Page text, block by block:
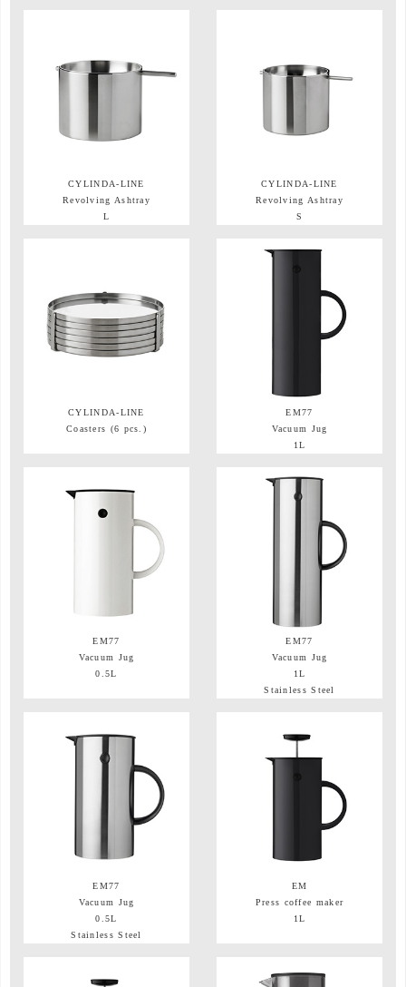
CYLINDA-LINE
Revolving Ashtray
L
CYLINDA-LINE
Revolving Ashtray
S
CYLINDA-LINE
Coasters (6 pcs.)
EM77
Vacuum Jug
1L
EM77
Vacuum Jug
0.5L
EM77
Vacuum Jug
1L
Stainless Steel
EM77
Vacuum Jug
0.5L
Stainless Steel
EM
Press coffee maker
1L